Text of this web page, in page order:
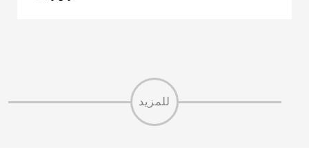
للمزيد